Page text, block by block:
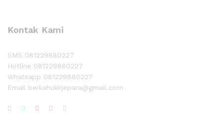
Kontak Kami
SMS 081229880227
Hotline 081229880227
Whatsapp 081229880227
Email berkahukirjepara@gmail.com